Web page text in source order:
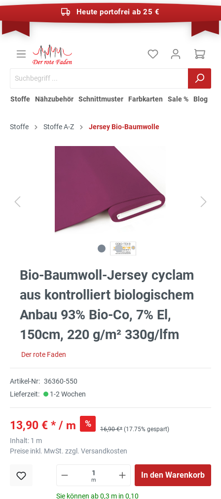
Heute portofrei ab 25 €
Stoffe Nähzubehör Schnittmuster Farbkarten Sale % Blog
Stoffe Stoffe A-Z Jersey Bio-Baumwolle
Bio-Baumwoll-Jersey cyclam
aus kontrolliert biologischem
Anbau 93% Bio-Co, 7% El,
150cm, 220 g/m² 330g/lfm
Der rote Faden
Artikel-Nr: 36360-550
Lieferzeit:
1-2 Wochen
13,90 € * / m %
16,90 €* (17.75% gespart)
Inhalt: 1 m
Preise inkl. MwSt. zzgl. Versandkosten
m
In den Warenkorb
Sie können ab 0,3 m in 0,10